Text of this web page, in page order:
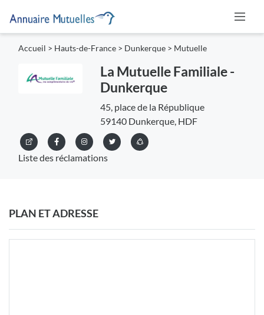
Accueil > Hauts-de-France > Dunkerque > Mutuelle
La Mutuelle Familiale -
Dunkerque
45, place de la République
59140 Dunkerque, HDF
Liste des réclamations
PLAN ET ADRESSE